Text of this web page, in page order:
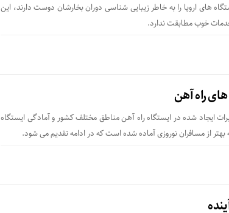
های اروپا را به خاطر زیبایی شناسی دوران بخارشان دوست دارند، این
خوب مطابقت ندارد.
نوروز 1402 ؛ تصاویری از تغییرات ایجاد شده در ایستگاه راه آهن مناطق مختلف کشور و آمادگی ایستگاه
از مسافران نوروزی آماده شده است که در ادامه تقدیم می شود.